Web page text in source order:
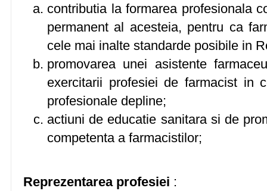
contributia la formarea profesionala
permanent al acesteia, pentru ca
cele mai inalte standarde posibile in
promovarea unei asistente
exercitarii profesiei de farmacist in
profesionale depline;
actiuni de educatie sanitara si de
competenta a farmacistilor;
Reprezentarea profesiei :